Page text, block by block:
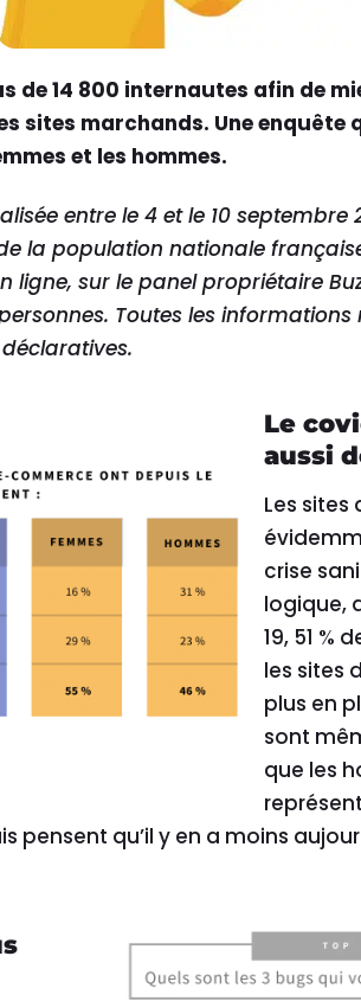
de 14 800 internautes afin de
sites marchands. Une
et les hommes.
entre le 4 et le 10 septembre
la population nationale
ligne, sur le panel propriétaire
Toutes les
Le
aussi
Les sites
crise
logique,
19, 51 %
les sites
plus en
sont
que les
pensent qu’il y en a moins